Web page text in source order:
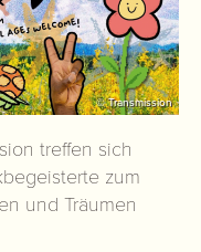
© Transmission
treffen sich
zum
und Träumen